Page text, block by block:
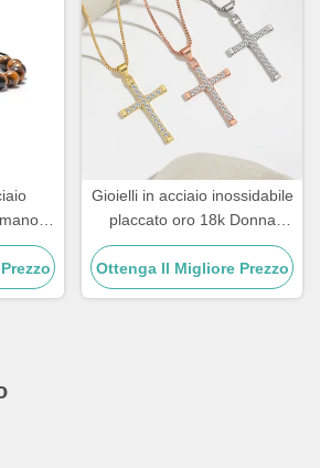
in
Gioielli in acciaio inossidabile
placcato oro 18k Donna
Collana girocollo Croce 20
pollici
Ottenga Il Migliore Prezzo